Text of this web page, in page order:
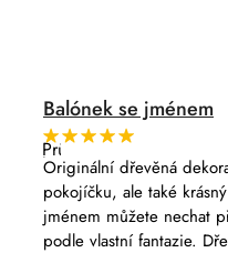
Balónek se jménem
Průměrné
hodnocení
produktu
je
5,0
z
5
hvězdiček.
Originální dřevěná
pokojíčku, ale také
jménem můžete nechat
podle vlastní fantazie.